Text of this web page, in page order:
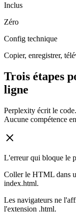
Inclus
Zéro
Config technique
Copier, enregistrer,
Trois étapes
ligne
Perplexity écrit le
Aucune compétence
L'erreur qui bloque le
Coller le HTML dans
index.html.
Les navigateurs ne
l'extension .html.